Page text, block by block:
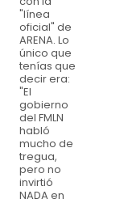
"línea
oficial" de
ARENA. Lo
único que
tenías que
decir era:
"El
gobierno
del FMLN
habló
mucho de
tregua,
pero no
invirtió
NADA en